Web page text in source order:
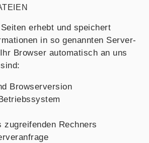
erhebt und speichert
in so genannten Server-
Browser automatisch an uns
Browserversion
zugreifenden Rechners